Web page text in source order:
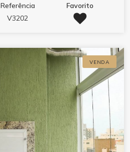
Referência
V3202
Favorito
VENDA